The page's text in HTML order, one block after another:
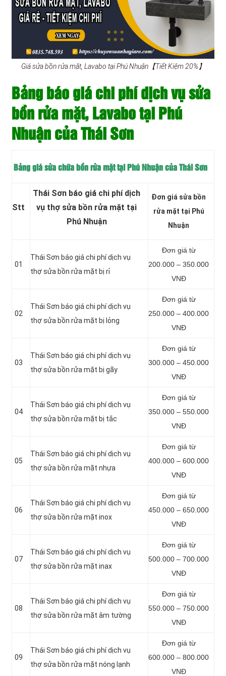
Giá sửa bồn rửa mặt, Lavabo tại Phú Nhuận【Tiết Kiệm 20%】
Bảng báo giá chi phí dịch vụ sửa
bồn rửa mặt, Lavabo tại Phú
Nhuận của Thái Sơn
Bảng giá sửa chữa bồn rửa mặt tại Phú Nhuận của Thái Sơn
Stt
Thái Sơn báo giá chi phí dịch
vụ thợ sửa bồn rửa mặt tại
Phú Nhuận
Đơn giá sửa bồn
rửa mặt tại Phú
Nhuận
01
Thái Sơn báo giá chi phí dịch vụ
thợ sửa bồn rửa mặt bị rỉ
Đơn giá từ
200.000 – 350.000
VNĐ
02
Thái Sơn báo giá chi phí dịch vụ
thợ sửa bồn rửa mặt bị lỏng
Đơn giá từ
250.000 – 400.000
VNĐ
03
Thái Sơn báo giá chi phí dịch vụ
thợ sửa bồn rửa mặt bị gãy
Đơn giá từ
300.000 – 450.000
VNĐ
04
Thái Sơn báo giá chi phí dịch vụ
thợ sửa bồn rửa mặt bị tắc
Đơn giá từ
350.000 – 550.000
VNĐ
05
Thái Sơn báo giá chi phí dịch vụ
thợ sửa bồn rửa mặt nhựa
Đơn giá từ
400.000 – 600.000
VNĐ
06
Thái Sơn báo giá chi phí dịch vụ
thợ sửa bồn rửa mặt inox
Đơn giá từ
450.000 – 650.000
VNĐ
07
Thái Sơn báo giá chi phí dịch vụ
thợ sửa bồn rửa mặt inax
Đơn giá từ
500.000 – 700.000
VNĐ
08
Thái Sơn báo giá chi phí dịch vụ
thợ sửa bồn rửa mặt âm tường
Đơn giá từ
550.000 – 750.000
VNĐ
09
Thái Sơn báo giá chi phí dịch vụ
thợ sửa bồn rửa mặt nóng lạnh
Đơn giá từ
600.000 – 800.000
VNĐ